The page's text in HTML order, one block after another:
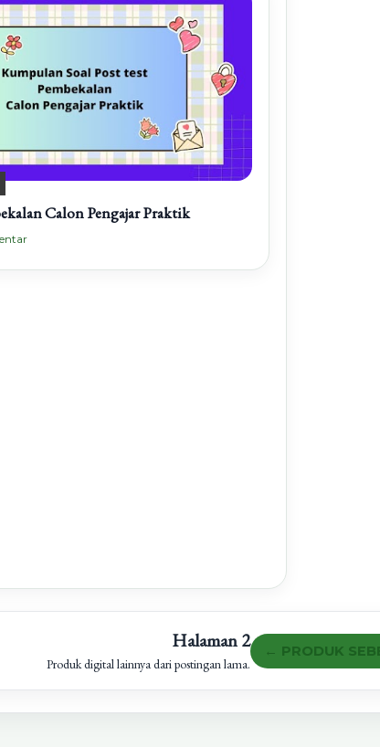
Calon Pengajar Praktik
Halaman 2
Produk digital lainnya dari postingan lama.
← PRODUK